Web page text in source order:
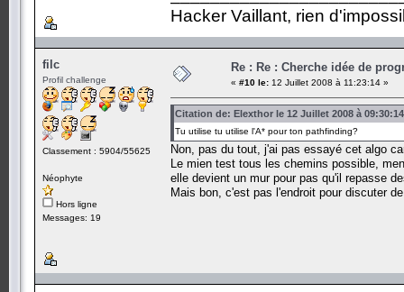
Hacker Vaillant, rien
filc
Profil challenge
Classement : 5904/55625
Néophyte
Hors ligne
Messages: 19
Re : Re : Cherche idée de
« #10 le: 12 Juillet 2008 à 11:23:14 »
Citation de: Elexthor le 12 Juillet 2008 à 09:30:14
Tu utilise tu utilise l'A* pour ton pathfinding?
Non, pas du tout, j'ai pas essayé cet algo
Le mien test tous les chemins possible,
elle devient un mur pour pas qu'il repasse
Mais bon, c'est pas l'endroit pour discuter